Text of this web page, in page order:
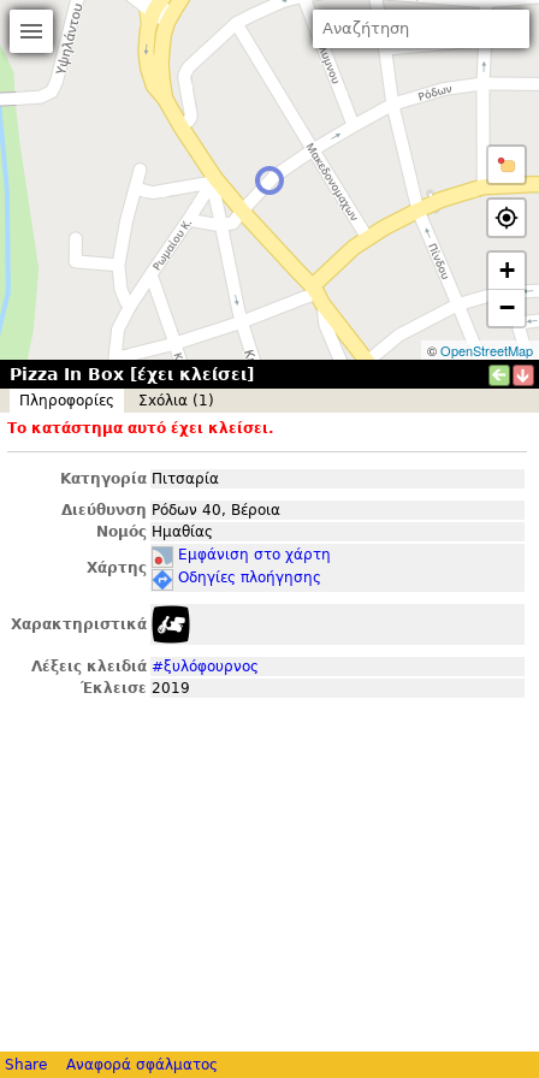
+
−
©OpenStreetMap
Pizza In Box [έχει κλείσει]
Πληροφορίες
Σxόλια (1)
Το κατάστημα αυτό έχει κλείσει.
Κατηγορία Πιτσαρία
Διεύθυνση Ρόδων 40, Βέροια
Νομός Ημαθίας
Χάρτης
Εμφάνιση στο χάρτη
Οδηγίες πλοήγησης
Χαρακτηριστικά
Λέξεις κλειδιά #ξυλόφουρνος
Έκλεισε 2019
Share Αναφορά σφάλματος